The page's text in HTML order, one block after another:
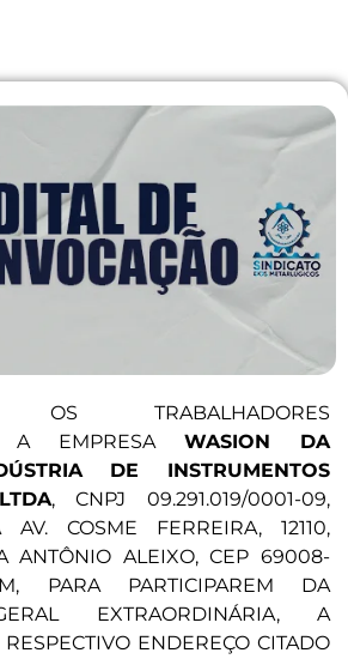
OS TRABALHADORES
A EMPRESA WASION DA
DE INSTRUMENTOS
, CNPJ 09.291.019/0001-09,
AV. COSME FERREIRA, 12110,
ANTÔNIO ALEIXO, CEP 69008-
PARA PARTICIPAREM DA
EXTRAORDINÁRIA, A
ENDEREÇO CITADO